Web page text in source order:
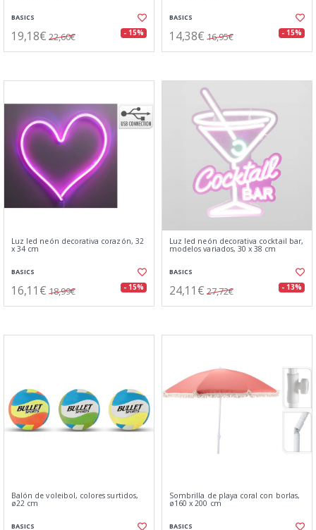
BASICS
19,18€ 22,60€ - 15%
BASICS
14,38€ 16,95€ - 15%
Luz led neón decorativa corazón, 32
x 34 cm
BASICS
16,11€ 18,99€ - 15%
Luz led neón decorativa cocktail bar,
modelos variados, 30 x 38 cm
BASICS
24,11€ 27,72€ - 13%
Balón de voleibol, colores surtidos,
ø22 cm
BASICS
Sombrilla de playa coral con borlas,
ø160 x 200 cm
BASICS